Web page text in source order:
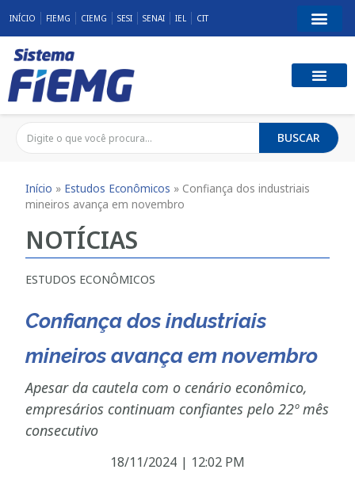
INÍCIO FIEMG CIEMG SESI SENAI IEL CIT
BUSCAR
Início » Estudos Econômicos » Confiança dos industriais
mineiros avança em novembro
NOTÍCIAS
ESTUDOS ECONÔMICOS
Confiança dos industriais
mineiros avança em novembro
Apesar da cautela com o cenário econômico,
empresários continuam confiantes pelo 22º mês
consecutivo
18/11/2024 | 12:02 PM